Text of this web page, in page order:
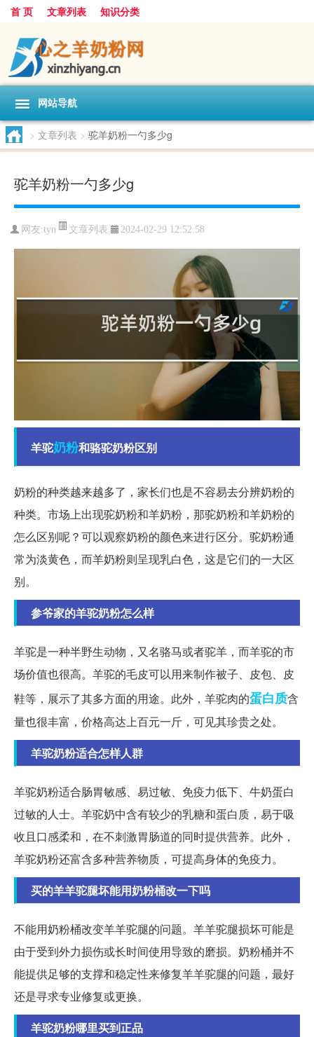
首 页 文章列表 知识分类
网站导航
> 文章列表 > 驼羊奶粉一勺多少g
驼羊奶粉一勺多少g
网友:tyn 文章列表 2024-02-29 12:52:58
羊驼奶粉和骆驼奶粉区别
奶粉的种类越来越多了，家长们也是不容易去分辨奶粉的
种类。市场上出现驼奶粉和羊奶粉，那驼奶粉和羊奶粉的
怎么区别呢？可以观察奶粉的颜色来进行区分。驼奶粉通
常为淡黄色，而羊奶粉则呈现乳白色，这是它们的一大区
别。
参爷家的羊驼奶粉怎么样
羊驼是一种半野生动物，又名骆马或者驼羊，而羊驼的市
场价值也很高。羊驼的毛皮可以用来制作被子、皮包、皮
鞋等，展示了其多方面的用途。此外，羊驼肉的蛋白质含
量也很丰富，价格高达上百元一斤，可见其珍贵之处。
羊驼奶粉适合怎样人群
羊驼奶粉适合肠胃敏感、易过敏、免疫力低下、牛奶蛋白
过敏的人士。羊驼奶中含有较少的乳糖和蛋白质，易于吸
收且口感柔和，在不刺激胃肠道的同时提供营养。此外，
羊驼奶粉还富含多种营养物质，可提高身体的免疫力。
买的羊羊驼腿坏能用奶粉桶改一下吗
不能用奶粉桶改变羊羊驼腿的问题。羊羊驼腿损坏可能是
由于受到外力损伤或长时间使用导致的磨损。奶粉桶并不
能提供足够的支撑和稳定性来修复羊羊驼腿的问题，最好
还是寻求专业修复或更换。
羊驼奶粉哪里买到正品